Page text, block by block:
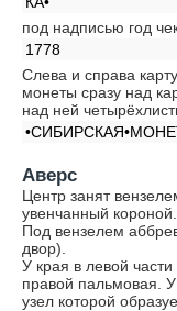
под надписью год
1778
Слева и справа
монеты сразу над
над ней
Аверс
Центр занят
увенчанный короной.
Под вензелем
двор).
У края в левой
правой пальмовая.
узел которой